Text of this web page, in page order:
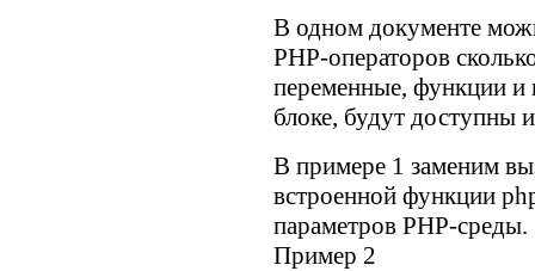
В одном документе
PHP-операторов
переменные, функции и
блоке, будут доступны
В примере 1 заменим
встроенной функции
параметров PHP-среды.
Пример 2